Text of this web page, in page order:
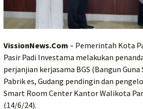
VissionNews.Com – Pemerintah Kota
Pasir Padi Investama melakukan
perjanjian kerjasama BGS (Bangun
Pabrik es, Gudang pendingin dan
Smart Room Center Kantor Walikota
(14/6/24).